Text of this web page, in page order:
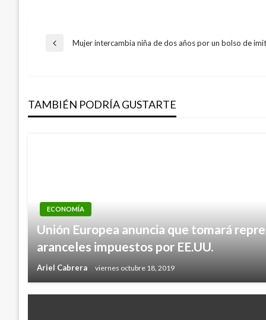
Navegación
entradas
Entrada
Mujer intercambia niña de dos años por un bolso de
TAMBIÉN PODRÍA GUSTARTE
ECONOMÍA
Unión Europea anuncia que tomará
aranceles impuestos por EE.UU.
Ariel Cabrera viernes octubre 18, 2019